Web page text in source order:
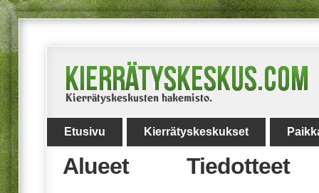
Etusivu Kierrätyskeskukset
Tiedotteet
Alueet